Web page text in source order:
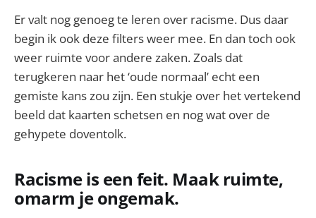
Er valt nog genoeg te leren over racisme. Dus daar
begin ik ook deze filters weer mee. En dan toch ook
weer ruimte voor andere zaken. Zoals dat
terugkeren naar het ‘oude normaal’ echt een
gemiste kans zou zijn. Een stukje over het vertekend
beeld dat kaarten schetsen en nog wat over de
gehypete doventolk.
Racisme is een feit. Maak ruimte,
omarm je ongemak.